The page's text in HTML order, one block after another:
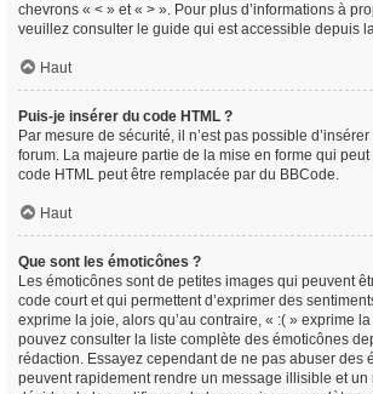
chevrons « < » et « > ». Pour plus d’informations à
veuillez consulter le guide qui est accessible depuis
Haut
Puis-je insérer du code HTML ?
Par mesure de sécurité, il n’est pas possible
forum. La majeure partie de la mise en forme qui
code HTML peut être remplacée par du BBCode.
Haut
Que sont les émoticônes ?
Les émoticônes sont de petites images qui peuvent
code court et qui permettent d’exprimer des
exprime la joie, alors qu’au contraire, « :( » exprime
pouvez consulter la liste complète des émoticônes
rédaction. Essayez cependant de ne pas abuser des
peuvent rapidement rendre un message illisible et